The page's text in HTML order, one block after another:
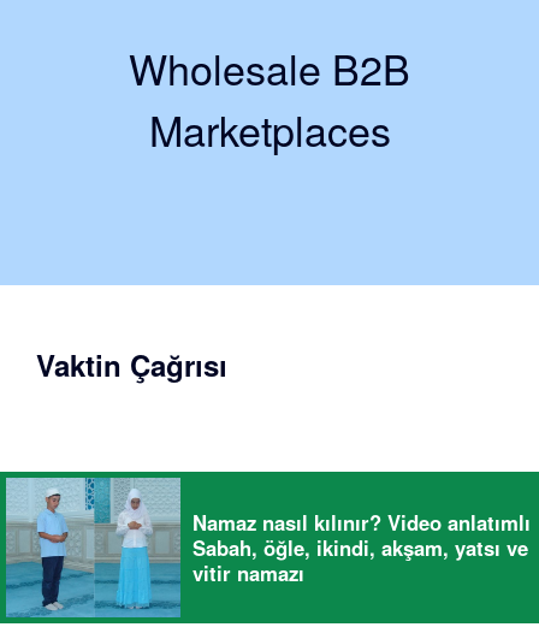
Wholesale B2B
Marketplaces
Vaktin Çağrısı
Namaz nasıl kılınır? Video anlatımlı
Sabah, öğle, ikindi, akşam, yatsı ve
vitir namazı